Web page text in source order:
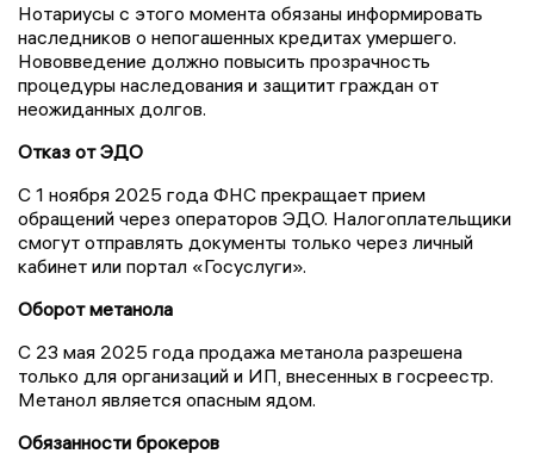
Нотариусы с этого момента обязаны информировать
наследников о непогашенных кредитах умершего.
Нововведение должно повысить прозрачность
процедуры наследования и защитит граждан от
неожиданных долгов.
Отказ от ЭДО
С 1 ноября 2025 года ФНС прекращает прием
обращений через операторов ЭДО. Налогоплательщики
смогут отправлять документы только через личный
кабинет или портал «Госуслуги».
Оборот метанола
С 23 мая 2025 года продажа метанола разрешена
только для организаций и ИП, внесенных в госреестр.
Метанол является опасным ядом.
Обязанности брокеров